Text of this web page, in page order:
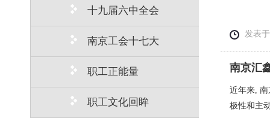
十九届六中全会
南京工会十七大
职工正能量
职工文化回眸
发表
南京汇
近年来,
极性和主